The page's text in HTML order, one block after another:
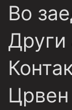
Во
Други
Црвен